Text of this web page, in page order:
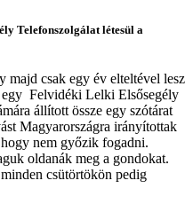
Telefonszolgálat létesül a
majd csak egy év elteltével lesz
Felvidéki Lelki Elsősegély
állított össze egy szótárat
Magyarországra irányítottak
nem győzik fogadni.
oldanák meg a gondokat.
csütörtökön pedig